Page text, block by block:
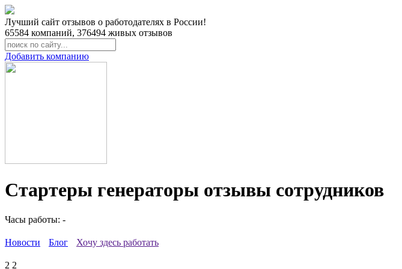
Лучший сайт отзывов о работодателях в России!
65584 компаний, 376494 живых отзывов
Добавить компанию
Стартеры генераторы отзывы сотрудников
Часы работы: -
Новости Блог Хочу здесь работать
2 2